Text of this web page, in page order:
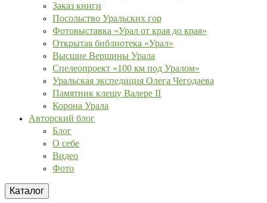
Заказ книги
Посольство Уральских гор
Фотовыставка «Урал от края до края»
Открытая библиотека «Урал»
Высшие Вершины Урала
Спелеопроект «100 км под Уралом»
Уральская экспедиция Олега Чегодаева
Памятник клещу Валере II
Корона Урала
Авторский блог
Блог
О себе
Видео
Фото
Каталог